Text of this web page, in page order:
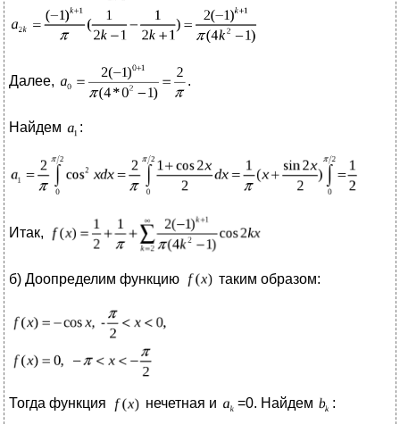
Далее, .
Найдем :
Итак,
б) Доопределим функцию таким образом:
Тогда функция нечетная и =0. Найдем :